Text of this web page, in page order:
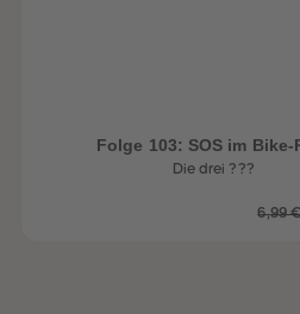
Folge 103: SOS im Bike-
Die drei ???
6,99